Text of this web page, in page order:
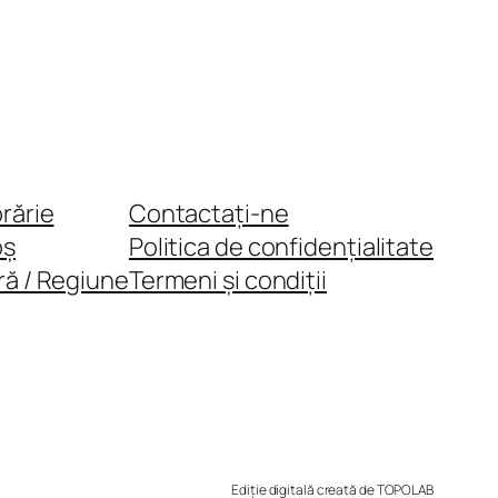
/ Regiune
Contactați-ne
Politica de confidențialitate
Termeni și condiții
Ediție digitală creată de TOPOLAB